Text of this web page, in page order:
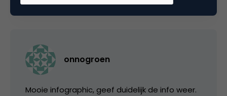
3 Reacties
onnogroen
Mooie infographic, geef duidelijk de info weer.